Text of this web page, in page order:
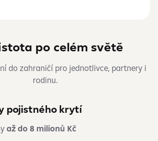
po celém světě
do zahraničí pro jednotlivce, partnery i
rodinu.
pojistného krytí
až do 8 milionů Kč